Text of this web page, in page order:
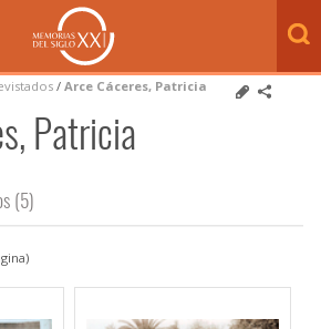
/ Arce Cáceres, Patricia
Patricia
(5)